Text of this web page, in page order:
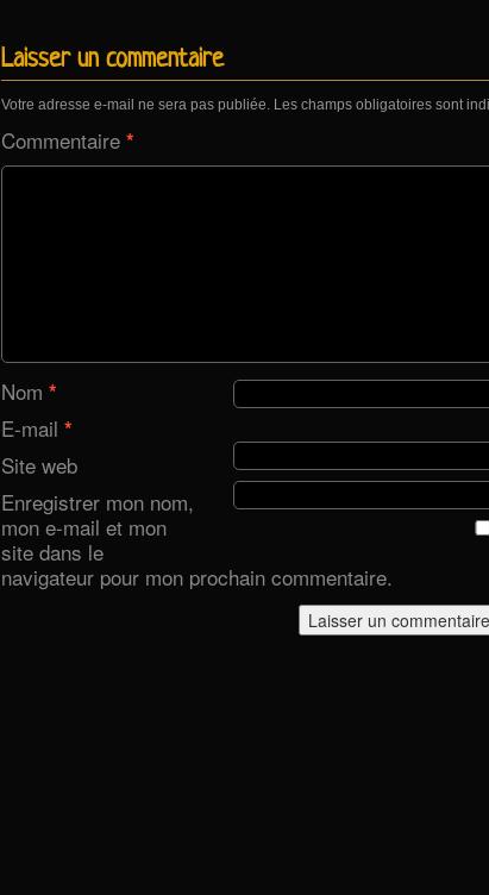
Laisser un commentaire
Votre adresse e-mail ne sera pas publiée. Les champs obligatoires sont
Commentaire *
Nom *
E-mail *
Site web
Enregistrer mon nom,
mon e-mail et mon
site dans le
navigateur pour mon prochain commentaire.